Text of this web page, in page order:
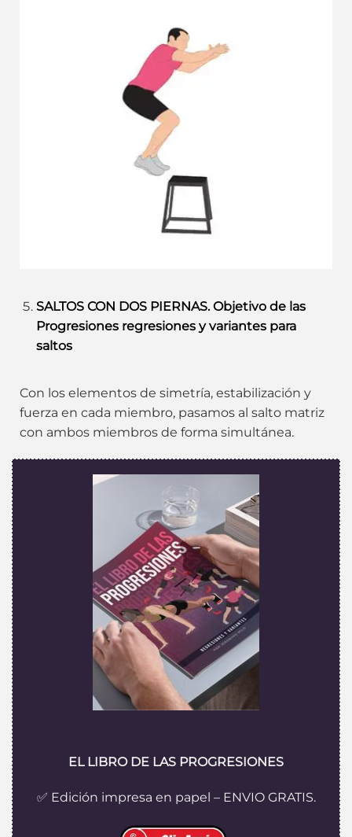
SALTOS CON DOS PIERNAS. Objetivo de las
Progresiones regresiones y variantes para
saltos
Con los elementos de simetría, estabilización y
fuerza en cada miembro, pasamos al salto matriz
con ambos miembros de forma simultánea.
EL LIBRO DE LAS PROGRESIONES
✅ Edición impresa en papel – ENVIO GRATIS.